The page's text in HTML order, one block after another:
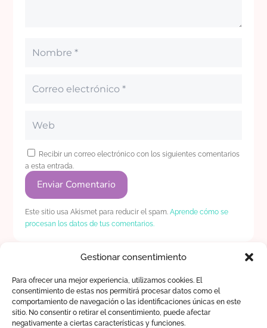
Gestionar consentimiento
Para ofrecer una mejor experiencia, utilizamos cookies. El
consentimiento de estas nos permitirá procesar datos como el
comportamiento de navegación o las identificaciones únicas en este
sitio. No consentir o retirar el consentimiento, puede afectar
negativamente a ciertas características y funciones.
Recibir un correo electrónico con los siguientes comentarios
a esta entrada.
Enviar Comentario
Este sitio usa Akismet para reducir el spam.Aprende cómo se
procesan los datos de tus comentarios.
©️ 2026 Beeiix Martin | 🔒Política de